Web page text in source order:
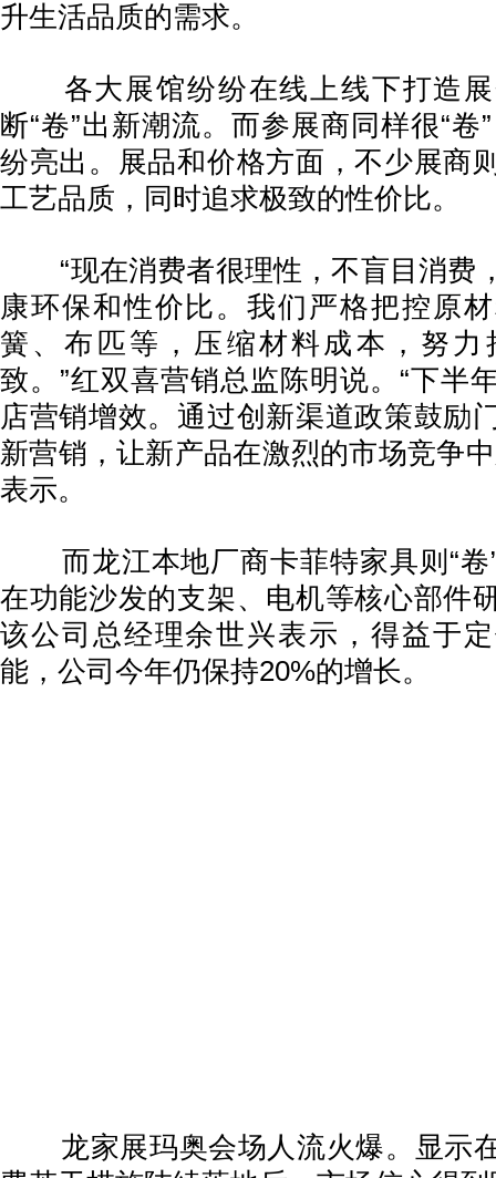
升生活品质的需求。
各大展馆纷纷在线上线下打造展
断“卷”出新潮流。而参展商同样很“卷
纷亮出。展品和价格方面，不少展商
工艺品质，同时追求极致的性价比。
“现在消费者很理性，不盲目消费
康环保和性价比。我们严格把控原
簧、布匹等，压缩材料成本，努力
致。”红双喜营销总监陈明说。“下半
店营销增效。通过创新渠道政策鼓励
新营销，让新产品在激烈的市场竞争
表示。
而龙江本地厂商卡菲特家具则“卷
在功能沙发的支架、电机等核心部件
该公司总经理余世兴表示，得益于
能，公司今年仍保持20%的增长。
龙家展玛奥会场人流火爆。显示